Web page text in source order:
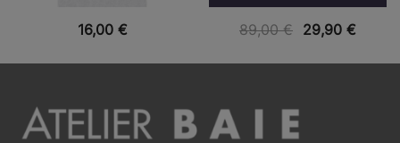
VUE RAPIDE
16,00 € VUE RAPIDE
89,00€ 29,90 €